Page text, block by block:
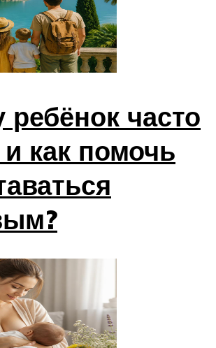
ребёнок часто
как помочь